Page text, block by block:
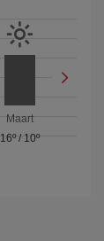
Maart
16º/ 10º